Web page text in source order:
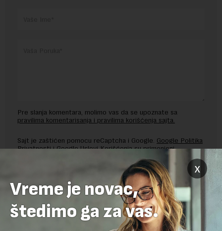
Pre slanja komentara, molimo vas da se upoznate sa
pravilima komentarisanja i pravilima korišćenja sajta.
Sajt je zaštićen pomocu reCaptcha i Google. Google Politika
PrivatnostiiGoogle Uslovi Korišćenjasu primenjeni.
x
Vreme je novac,
štedimo ga za vas.